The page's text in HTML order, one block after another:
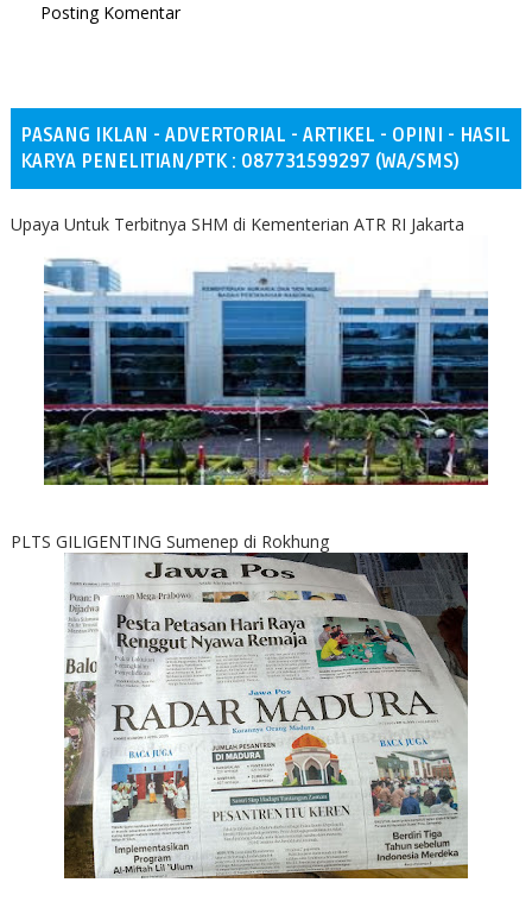
Posting Komentar
PASANG IKLAN - ADVERTORIAL - ARTIKEL - OPINI - HASIL
KARYA PENELITIAN/PTK : 087731599297 (WA/SMS)
Upaya Untuk Terbitnya SHM di Kementerian ATR RI Jakarta
PLTS GILIGENTING Sumenep di Rokhung